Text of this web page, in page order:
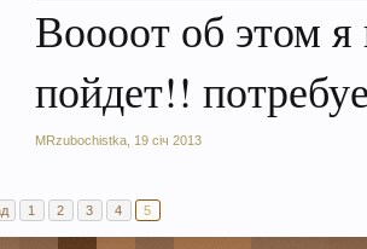
Воооот об этом
пойдет!!
MRzubochistka 19 січ 2013
1 2 3 4 5